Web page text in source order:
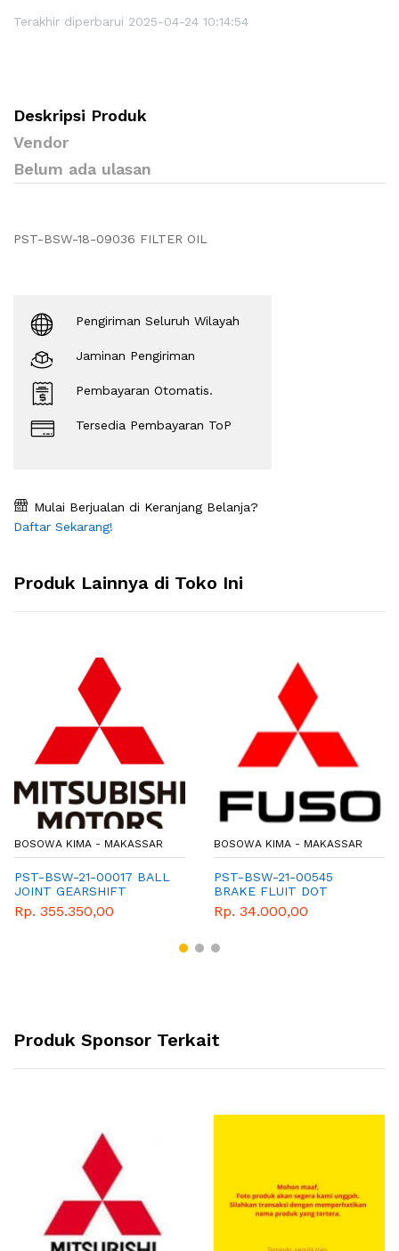
Terakhir diperbarui 2025-04-24 10:14:54
Deskripsi Produk
Vendor
Belum ada ulasan
PST-BSW-18-09036 FILTER OIL
Pengiriman Seluruh Wilayah
Jaminan Pengiriman
Pembayaran Otomatis.
Tersedia Pembayaran ToP
Mulai Berjualan di Keranjang Belanja?
Daftar Sekarang!
Produk Lainnya di Toko Ini
BOSOWA KIMA - MAKASSAR
PST-BSW-21-00017 BALL
JOINT GEARSHIFT
Rp. 355.350,00
BOSOWA KIMA - MAKASSAR
PST-BSW-21-00545
BRAKE FLUIT DOT
3,300ML
Rp. 34.000,00
Produk Sponsor Terkait